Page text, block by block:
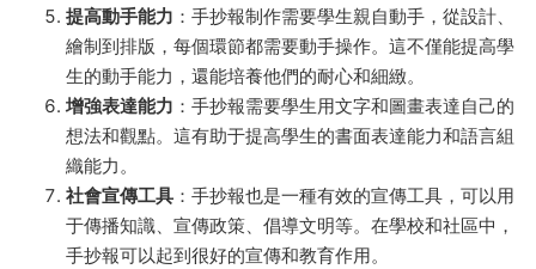
提高動手能力 ：手抄報制作需要學生親自動手，從設計、
繪制到排版，每個環節都需要動手操作。這不僅能提高學
生的動手能力，還能培養他們的耐心和細緻。
增強表達能力 ：手抄報需要學生用文字和圖畫表達自己的
想法和觀點。這有助于提高學生的書面表達能力和語言組
織能力。
社會宣傳工具 ：手抄報也是一種有效的宣傳工具，可以用
于傳播知識、宣傳政策、倡導文明等。在學校和社區中，
手抄報可以起到很好的宣傳和教育作用。